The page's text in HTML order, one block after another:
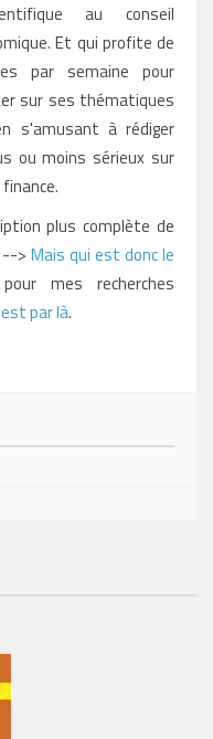
au conseil
Et qui profite de
par semaine pour
sur ses thématiques
s'amusant à rédiger
ou moins sérieux sur
plus complète de
--> Mais qui est donc le
mes recherches
par là.